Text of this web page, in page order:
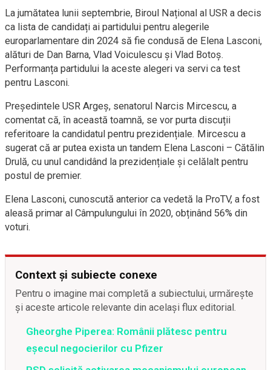
La jumătatea lunii septembrie, Biroul Național al USR a decis
ca lista de candidați ai partidului pentru alegerile
europarlamentare din 2024 să fie condusă de Elena Lasconi,
alături de Dan Barna, Vlad Voiculescu și Vlad Botoș.
Performanța partidului la aceste alegeri va servi ca test
pentru Lasconi.
Președintele USR Argeș, senatorul Narcis Mircescu, a
comentat că, în această toamnă, se vor purta discuții
referitoare la candidatul pentru prezidențiale. Mircescu a
sugerat că ar putea exista un tandem Elena Lasconi – Cătălin
Drulă, cu unul candidând la prezidențiale și celălalt pentru
postul de premier.
Elena Lasconi, cunoscută anterior ca vedetă la ProTV, a fost
aleasă primar al Câmpulungului în 2020, obținând 56% din
voturi.
Context și subiecte conexe
Pentru o imagine mai completă a subiectului, urmărește
și aceste articole relevante din același flux editorial.
Gheorghe Piperea: Românii plătesc pentru
eșecul negocierilor cu Pfizer